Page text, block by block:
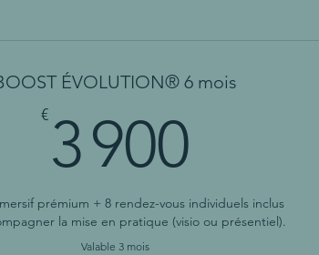
ÉVOLUTION® 6 mois
€ 3 900
prémium + 8 rendez-vous individuels inclus
la mise en pratique (visio ou présentiel).
Valable 3 mois